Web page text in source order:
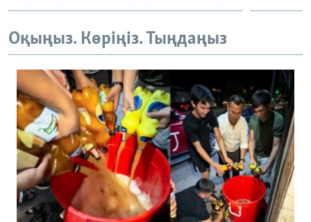
Оқыңыз. Көріңіз. Тыңдаңыз